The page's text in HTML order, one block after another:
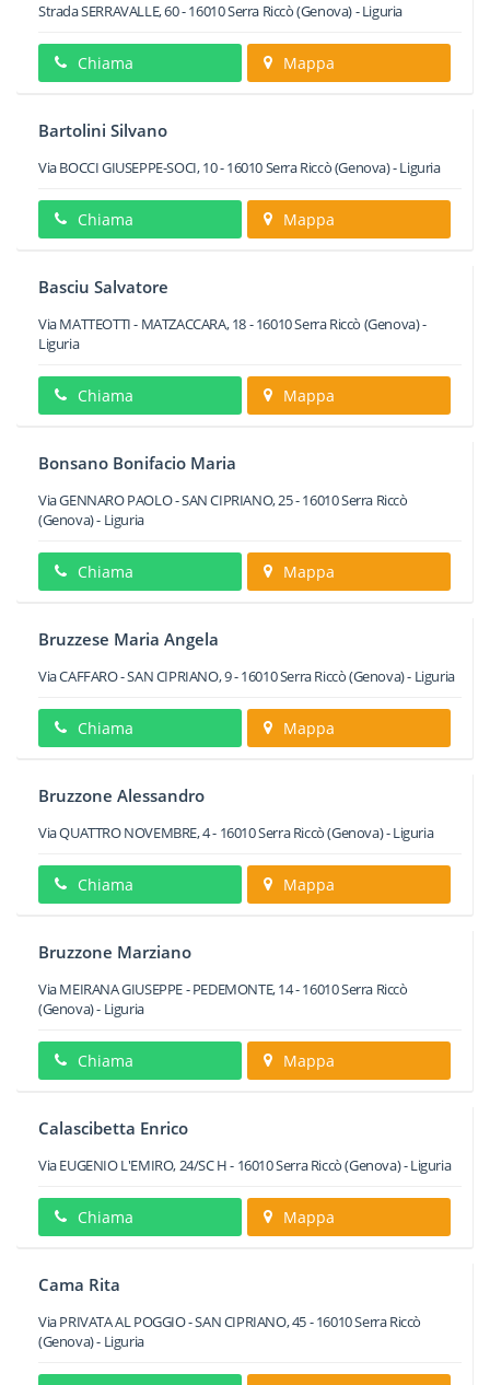
Strada SERRAVALLE, 60-16010Serra Riccò(Genova) -Liguria
Chiama Mappa
Bartolini Silvano
Via BOCCI GIUSEPPE-SOCI, 10-16010Serra Riccò(Genova) -Liguria
Chiama Mappa
Basciu Salvatore
Via MATTEOTTI - MATZACCARA, 18-16010Serra Riccò (Genova) -
Liguria
Chiama Mappa
Bonsano Bonifacio Maria
Via GENNARO PAOLO - SAN CIPRIANO, 25-16010Serra Riccò
(Genova) - Liguria
Chiama Mappa
Bruzzese Maria Angela
Via CAFFARO - SAN CIPRIANO, 9-16010Serra Riccò(Genova) - Liguria
Chiama Mappa
Bruzzone Alessandro
Via QUATTRO NOVEMBRE, 4- 16010Serra Riccò(Genova) -Liguria
Chiama Mappa
Bruzzone Marziano
Via MEIRANA GIUSEPPE - PEDEMONTE, 14-16010Serra Riccò
(Genova) - Liguria
Chiama Mappa
Calascibetta Enrico
Via EUGENIO L'EMIRO, 24/SC H- 16010Serra Riccò(Genova) -Liguria
Chiama Mappa
Cama Rita
Via PRIVATA AL POGGIO - SAN CIPRIANO, 45-16010Serra Riccò
(Genova) - Liguria